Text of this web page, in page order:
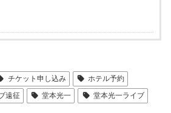
チケット申し込み
ホテル予約
遠征 堂本光一 堂本光一ライブ